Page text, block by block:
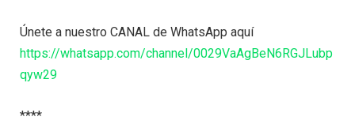
Únete a nuestro CANAL de WhatsApp aquí
https://whatsapp.com/channel/0029VaAgBeN6RGJLubp
qyw29
****